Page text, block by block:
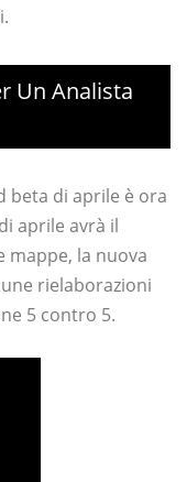
Un Analista
beta di aprile è ora
aprile avrà il
la nuova
rielaborazioni
5 contro 5.